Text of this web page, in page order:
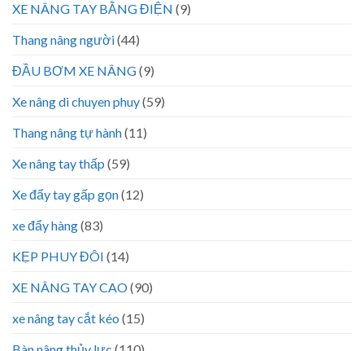
XE NÂNG TAY BẰNG ĐIỆN (9)
Thang nâng người(44)
ĐẦU BƠM XE NÂNG(9)
Xe nâng di chuyen phuy(59)
Thang nâng tự hành(11)
Xe nâng tay thấp (59)
Xe đẩy tay gấp gọn(12)
xe đẩy hàng(83)
KẸP PHUY ĐÔI (14)
XE NÂNG TAY CAO(90)
xe nâng tay cắt kéo (15)